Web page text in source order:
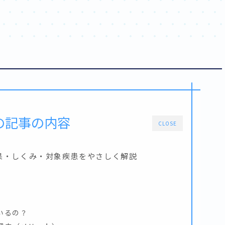
CLOSE
記事の内容
しくみ・対象疾患をやさしく解説
るの？